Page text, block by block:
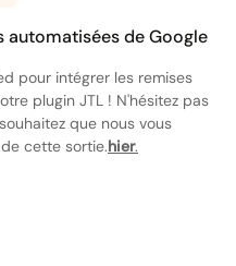
automatisées de Google
pour intégrer les remises
plugin JTL ! N'hésitez pas
que nous vous
cette sortie.hier.